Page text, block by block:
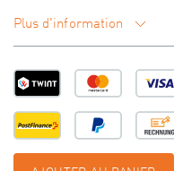
Plus d'information